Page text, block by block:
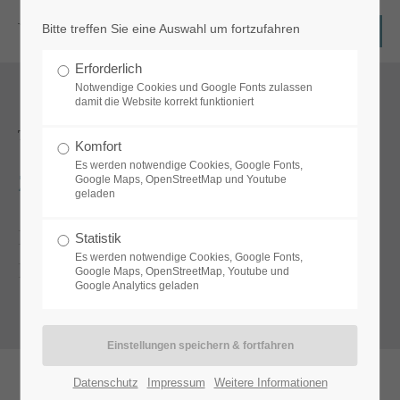
Benutzername
Passwort
Anmelden
Register|Lost your password?
Support
Tiergestützte Pädagogik
Zusammenarbeit macht Glücklich
Neue Erlebnisse mit Ihrem vierbeinigen
Partner
Bitte treffen Sie eine Auswahl um fortzufahren
Erforderlich
Notwendige Cookies und Google Fonts zulassen
damit die Website korrekt funktioniert
Komfort
Es werden notwendige Cookies, Google Fonts,
Google Maps, OpenStreetMap und Youtube
geladen
Statistik
Es werden notwendige Cookies, Google Fonts,
Google Maps, OpenStreetMap, Youtube und
Google Analytics geladen
Datenschutz Impressum Weitere Informationen